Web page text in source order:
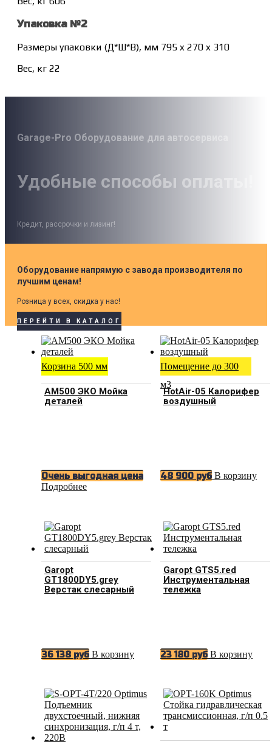
Упаковка №2
Размеры упаковки (Д*Ш*В), мм 795 x 270 x 310
Вес, кг 22
Garage-Pro Оборудование для автосервиса
Удобные способы оплаты!
Кредит, рассрочки и лизинг!
Оборудование напрямую с завода производителя по
лучшим ценам!
Розница у всех, скидка у нас!
ПЕРЕЙТИ В КАТАЛОГ
Корзина 500 мм
АМ500 ЭКО Мойка
деталей
Очень выгодная цена
Подробнее
Помещение до 300
м3
HotAir-05 Калорифер
воздушный
48 900 руб В корзину
Garopt
GT1800DY5.grey
Верстак слесарный
36 138 руб В корзину
Garopt GTS5.red
Инструментальная
тележка
23 180 руб В корзину